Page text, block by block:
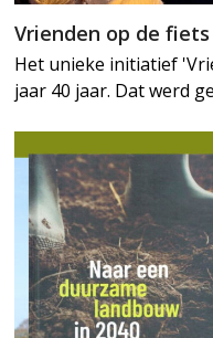
Vrienden op de
Het unieke initiatief
jaar 40 jaar. Dat werd